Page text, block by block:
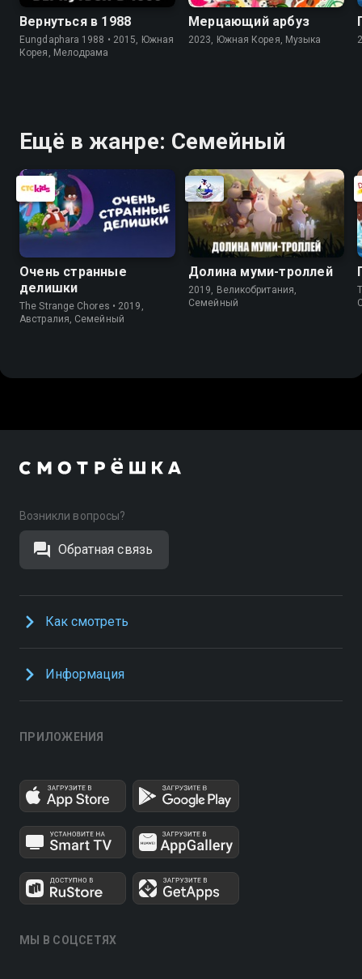
Вернуться в 1988
Eungdaphara 1988 • 2015, Южная
Корея, Мелодрама
Мерцающий арбуз
2023, Южная Корея, Музыка
Ещё в жанре: Cемейный
Очень странные
делишки
The Strange Chores • 2019,
Австралия, Cемейный
Долина муми-троллей
2019, Великобритания,
Cемейный
Возникли вопросы?
Обратная связь
Как смотреть
Информация
ПРИЛОЖЕНИЯ
МЫ В СОЦСЕТЯХ